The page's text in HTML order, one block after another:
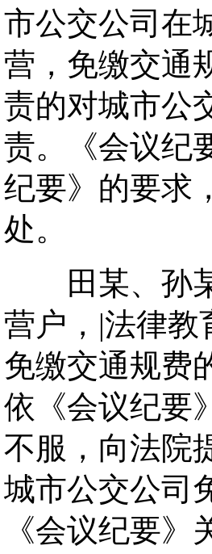
市公交公司在
营，免缴交通
责的对城市公
责。《会议纪
纪要》的要求
处。
田某、孙某
营户，|法律教
免缴交通规费
依《会议纪要
不服，向法院
城市公交公司
《会议纪要